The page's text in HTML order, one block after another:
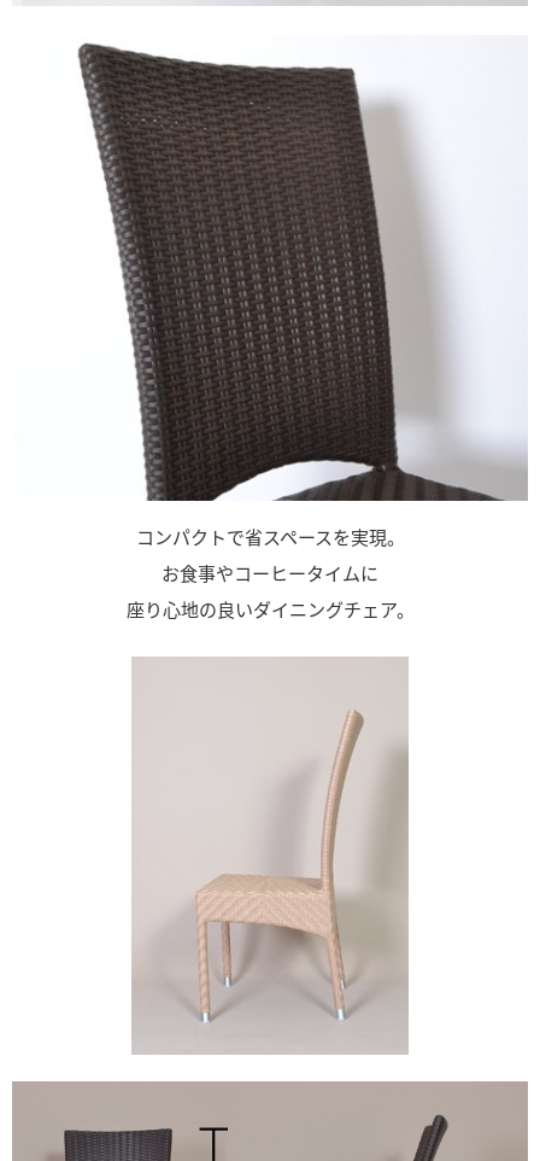
コンパクトで省スペースを実現。
お食事やコーヒータイムに
座り心地の良いダイニングチェア。